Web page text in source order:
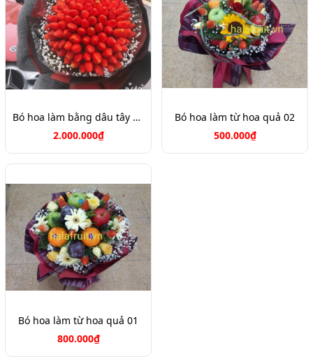
Bó hoa làm bằng dâu tây Big Size
2.000.000₫
Bó hoa làm từ hoa quả 02
500.000₫
Bó hoa làm từ hoa quả 01
800.000₫